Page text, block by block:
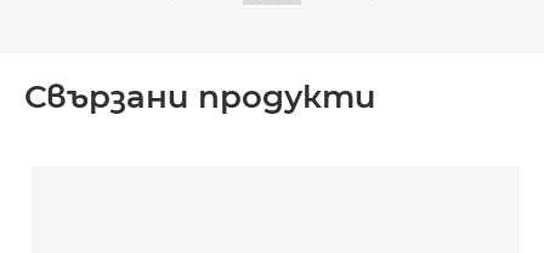
Свързани продукти